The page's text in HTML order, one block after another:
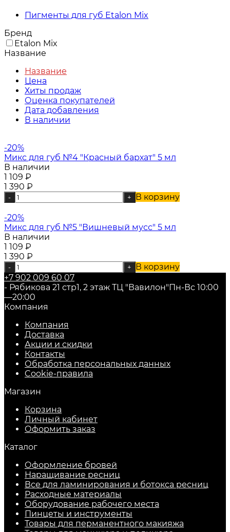
Пигменты для губ Etalon Mix
Бренд
Etalon Mix
Название
Название
Цена
Хиты продаж
Оценка покупателей
Дата добавления
В наличии
-20%
Микс для губ №4 "Красный бархат" 5 мл
В наличии
1 109 ₽
1 390 ₽
- + В корзину
-20%
Микс для губ №5 "Вишневый мусс" 5 мл
В наличии
1 109 ₽
1 390 ₽
- +
В корзину
+7 902 009 60 07
- Рябикова 21 стр1, 2 этаж ТЦ "Вавилон"Пн-Вс 10:00
—20:00
Компания
Компания
Доставка
Акции и скидки
Контакты
Обработка персональных данных
Cookie-правила
Магазин
Корзина
Личный кабинет
Оформить заказ
Каталог
Оформление бровей
Наращивание ресниц
Все для ламинирования и ботокса ресниц
Расходные материалы
Оборудование рабочего места
Пинцеты и инструменты
Товары для перманентного макияжа